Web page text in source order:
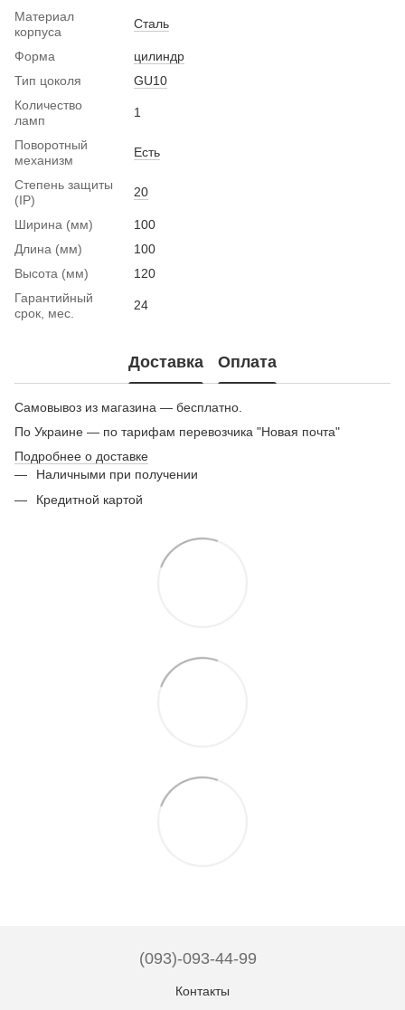
Материал
корпуса
Сталь
Форма
цилиндр
Тип цоколя
GU10
Количество
ламп
1
Поворотный
механизм
Есть
Степень защиты
(IP)
20
Ширина (мм)
100
Длина (мм)
100
Высота (мм)
120
Гарантийный
срок, мес.
24
Доставка Оплата
Самовывоз из магазина — бесплатно.
По Украине — по тарифам перевозчика "Новая почта"
Подробнее о доставке
Наличными при получении
Кредитной картой
(093)-093-44-99
Контакты